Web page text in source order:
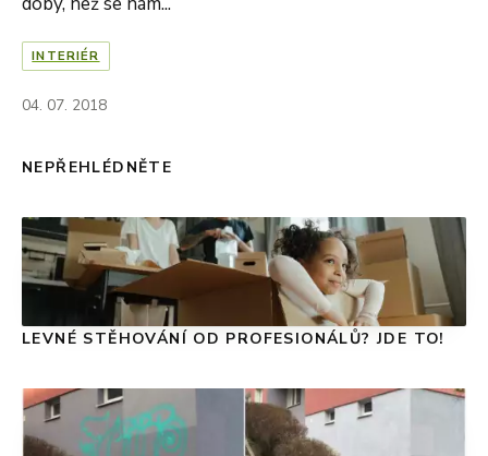
INTERIÉR
04. 07. 2018
NEPŘEHLÉDNĚTE
LEVNÉ STĚHOVÁNÍ OD PROFESIONÁLŮ? JDE TO!